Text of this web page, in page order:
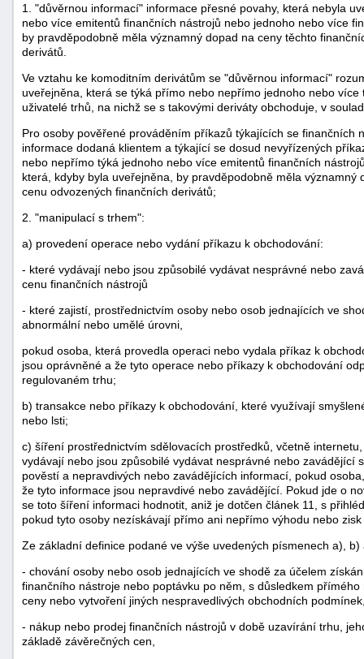
1. "důvěrnou informací" informace přesné povahy, která nebyla
nebo více emitentů finančních nástrojů nebo jednoho nebo více
by pravděpodobně měla významný dopad na ceny těchto
derivátů.
Ve vztahu ke komoditním derivátům se "důvěrnou informací"
uveřejněna, která se týká přímo nebo nepřímo jednoho nebo
uživatelé trhů, na nichž se s takovými deriváty obchoduje, v
Pro osoby pověřené prováděním příkazů týkajících se finančních
informace dodaná klientem a týkající se dosud nevyřízených
nebo nepřímo týká jednoho nebo více emitentů finančních
která, kdyby byla uveřejněna, by pravděpodobně měla
cenu odvozených finančních derivátů;
2. "manipulací s trhem":
a) provedení operace nebo vydání příkazu k obchodování:
- které vydávají nebo jsou způsobilé vydávat nesprávné nebo
cenu finančních nástrojů
- které zajistí, prostřednictvím osoby nebo osob jednajících ve
abnormální nebo umělé úrovni,
pokud osoba, která provedla operaci nebo vydala příkaz k
jsou oprávněné a že tyto operace nebo příkazy k obchodování
regulovaném trhu;
b) transakce nebo příkazy k obchodování, které využívají
nebo lsti;
c) šíření prostřednictvím sdělovacích prostředků, včetně
vydávají nebo jsou způsobilé vydávat nesprávné nebo
pověstí a nepravdivých nebo zavádějících informací, pokud
že tyto informace jsou nepravdivé nebo zavádějící. Pokud jde o
se toto šíření informaci hodnotit, aniž je dotčen článek 11, s
pokud tyto osoby nezískávají přímo ani nepřímo výhodu nebo
Ze základní definice podané ve výše uvedených písmenech a),
- chování osoby nebo osob jednajících ve shodě za účelem
finančního nástroje nebo poptávku po něm, s důsledkem
ceny nebo vytvoření jiných nespravedlivých obchodních
- nákup nebo prodej finančních nástrojů v době uzavírání trhu,
základě závěrečných cen,